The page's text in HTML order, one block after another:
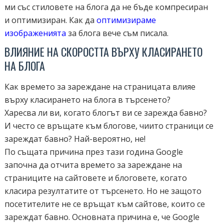
ми със стиловете на блога да не бъде компресиран
и оптимизиран. Как да оптимизираме
изображенията за блога вече съм писала.
ВЛИЯНИЕ НА СКОРОСТТА ВЪРХУ КЛАСИРАНЕТО
НА БЛОГА
Как времето за зареждане на страницата влияе
върху класирането на блога в търсенето?
Харесва ли ви, когато блогът ви се зарежда бавно?
И често се връщате към блогове, чиито страници се
зареждат бавно? Най-вероятно, не!
По същата причина през тази година Google
започна да отчита времето за зареждане на
страниците на сайтовете и блоговете, когато
класира резултатите от търсенето. Но не защото
посетителите не се връщат към сайтове, които се
зареждат бавно. Основната причина е, че Google